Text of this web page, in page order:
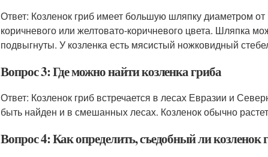
Ответ: Козленок гриб имеет большую шляпку диаметром
коричневого или желтовато-коричневого цвета. Шляпка
подвыгнуты. У козленка есть мясистый ножковидный
Вопрос 3: Где можно найти козленка гриба
Ответ: Козленок гриб встречается в лесах Евразии и
быть найден и в смешанных лесах. Козленок обычно
Вопрос 4: Как определить, съедобный ли козленок